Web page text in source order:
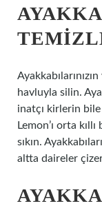
havluyla silin.
inatçı kirlerin
Lemon’ı orta
sıkın.
altta daireler